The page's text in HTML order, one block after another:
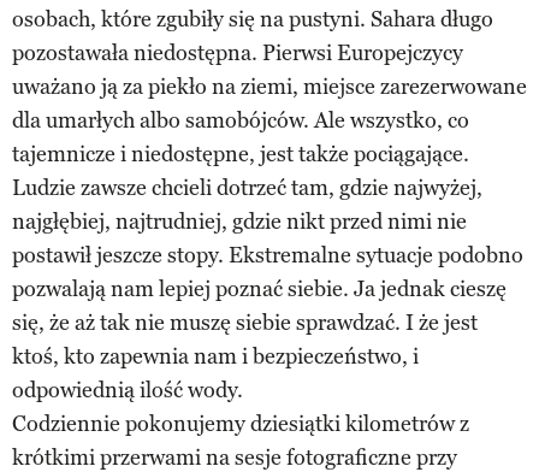
osobach, które zgubiły się na pustyni. Sahara długo
pozostawała niedostępna. Pierwsi Europejczycy
uważano ją za piekło na ziemi, miejsce zarezerwowane
dla umarłych albo samobójców. Ale wszystko, co
tajemnicze i niedostępne, jest także pociągające.
Ludzie zawsze chcieli dotrzeć tam, gdzie najwyżej,
najgłębiej, najtrudniej, gdzie nikt przed nimi nie
postawił jeszcze stopy. Ekstremalne sytuacje podobno
pozwalają nam lepiej poznać siebie. Ja jednak cieszę
się, że aż tak nie muszę siebie sprawdzać. I że jest
ktoś, kto zapewnia nam i bezpieczeństwo, i
odpowiednią ilość wody.
Codziennie pokonujemy dziesiątki kilometrów z
krótkimi przerwami na sesje fotograficzne przy